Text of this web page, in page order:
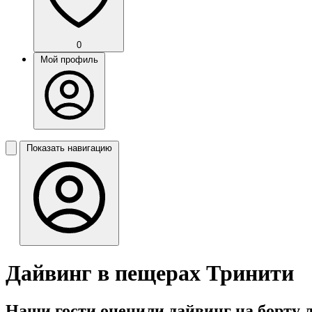
0
Мой профиль
Показать навигацию
Дайвинг в пещерах Тринити